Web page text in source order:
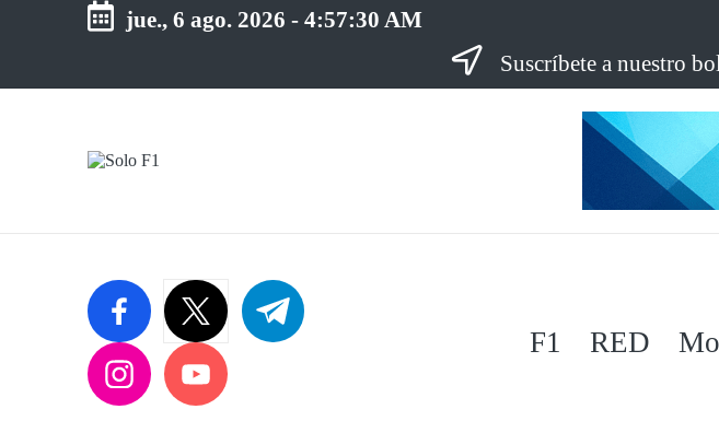
jue., 6 ago. 2026 -4:57:31 AM
Suscríbete a nuestro
S
Para
facebook.comtwitter.com t.me
instagram.comyoutube.com F1 RED